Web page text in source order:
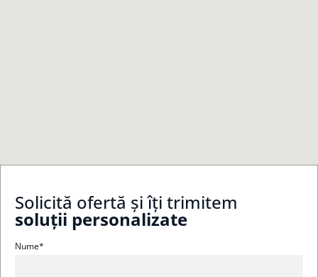
Solicită ofertă și îți trimitem
soluții personalizate
Nume*